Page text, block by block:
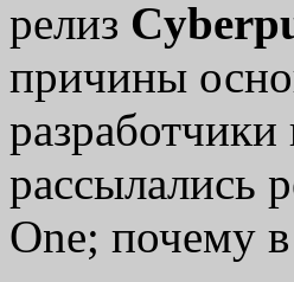
релиз
причины
рассылались
One; почему